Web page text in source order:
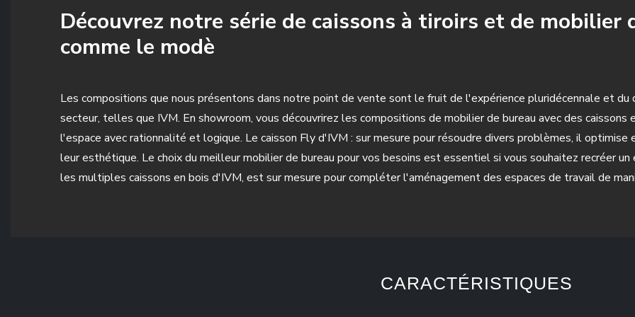
Découvrez notre série de caissons à tiroirs et de mobilier
comme le modè
Les compositions que nous présentons dans notre point de vente sont le fruit de l'expérience pluridécennale et
secteur, telles que IVM. En showroom, vous découvrirez les compositions de mobilier de bureau avec des
l'espace avec rationnalité et logique. Le caisson Fly d'IVM : sur mesure pour résoudre divers problèmes, il
leur esthétique. Le choix du meilleur mobilier de bureau pour vos besoins est essentiel si vous souhaitez recréer
les multiples caissons en bois d'IVM, est sur mesure pour compléter l'aménagement des espaces de travail de
CARACTÉRISTIQUES